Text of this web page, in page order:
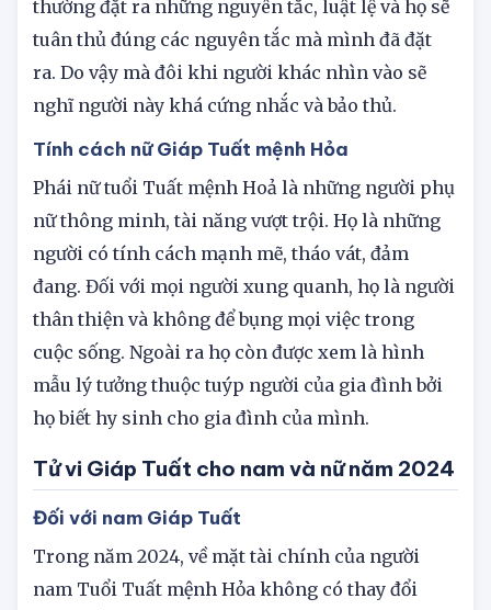
kiểu người có ý chí chiến đấu kiên cường. Họ
thường đặt ra những nguyên tắc, luật lệ và họ sẽ
tuân thủ đúng các nguyên tắc mà mình đã đặt
ra. Do vậy mà đôi khi người khác nhìn vào sẽ
nghĩ người này khá cứng nhắc và bảo thủ.
Tính cách nữ Giáp Tuất mệnh Hỏa
Phái nữ tuổi Tuất mệnh Hoả là những người phụ
nữ thông minh, tài năng vượt trội. Họ là những
người có tính cách mạnh mẽ, tháo vát, đảm
đang. Đối với mọi người xung quanh, họ là người
thân thiện và không để bụng mọi việc trong
cuộc sống. Ngoài ra họ còn được xem là hình
mẫu lý tưởng thuộc tuýp người của gia đình bởi
họ biết hy sinh cho gia đình của mình.
Tử vi Giáp Tuất cho nam và nữ năm 2024
Đối với nam Giáp Tuất
Trong năm 2024, về mặt tài chính của người